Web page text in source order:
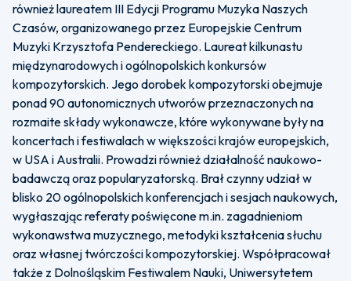
również laureatem III Edycji Programu Muzyka Naszych
Czasów, organizowanego przez Europejskie Centrum
Muzyki Krzysztofa Pendereckiego. Laureat kilkunastu
międzynarodowych i ogólnopolskich konkursów
kompozytorskich. Jego dorobek kompozytorski obejmuje
ponad 90 autonomicznych utworów przeznaczonych na
rozmaite składy wykonawcze, które wykonywane były na
koncertach i festiwalach w większości krajów europejskich,
w USA i Australii. Prowadzi również działalność naukowo-
badawczą oraz popularyzatorską. Brał czynny udział w
blisko 20 ogólnopolskich konferencjach i sesjach naukowych,
wygłaszając referaty poświęcone m.in. zagadnieniom
wykonawstwa muzycznego, metodyki kształcenia słuchu
oraz własnej twórczości kompozytorskiej. Współpracował
także z Dolnośląskim Festiwalem Nauki, Uniwersytetem